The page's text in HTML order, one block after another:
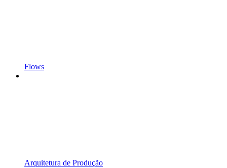
Flows
Arquitetura de Produção